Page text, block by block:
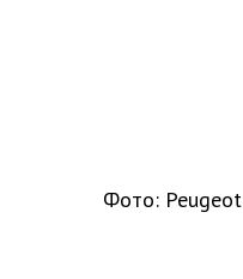
Фото: Peugeot